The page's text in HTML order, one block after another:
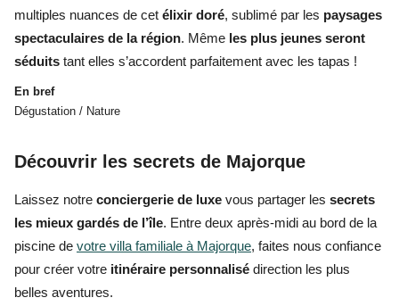
multiples nuances de cet élixir doré, sublimé par les paysages
spectaculaires de la région. Même les plus jeunes seront
séduits tant elles s’accordent parfaitement avec les tapas !
En bref
Dégustation / Nature
Découvrir les secrets de Majorque
Laissez notre conciergerie de luxe vous partager les secrets
les mieux gardés de l’île. Entre deux après-midi au bord de la
piscine de votre villa familiale à Majorque, faites nous confiance
pour créer votre itinéraire personnalisé direction les plus
belles aventures.